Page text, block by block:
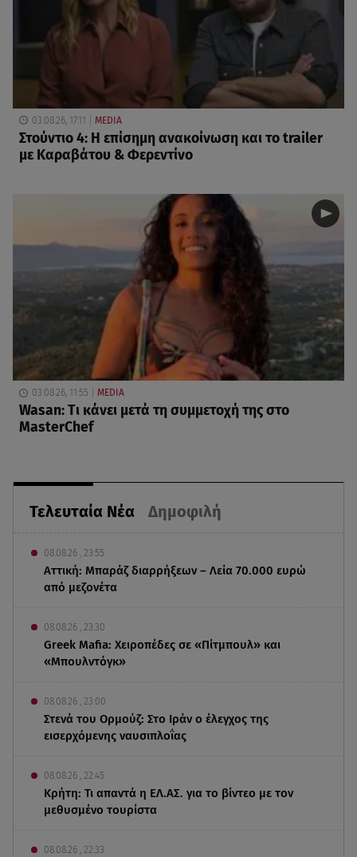
Τελευταία Νέα Δημοφιλή
08.08.26 , 23:55
Αττική: Μπαράζ διαρρήξεων – Λεία 70.000 ευρώ
από μεζονέτα
08.08.26 , 23:30
Greek Mafia: Χειροπέδες σε «Πίτμπουλ» και
«Μπουλντόγκ»
08.08.26 , 23:00
Στενά του Ορμούζ: Στο Ιράν ο έλεγχος της
εισερχόμενης ναυσιπλοΐας
08.08.26 , 22:45
Κρήτη: Τι απαντά η ΕΛ.ΑΣ. για το βίντεο με τον
μεθυσμένο τουρίστα
08.08.26 , 22:33
03.08.26, 17:11 MEDIA
Στούντιο 4: Η επίσημη ανακοίνωση και το trailer
με Καραβάτου & Φερεντίνο
03.08.26, 11:55 MEDIA
Wasan: Tι κάνει μετά τη συμμετοχή της στο
MasterChef